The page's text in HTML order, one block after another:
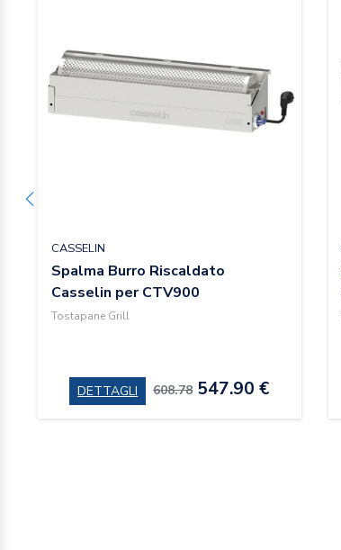
CASSELIN
Spalma Burro Riscaldato
Casselin per CTV900
Tostapane Grill
DETTAGLI 608.78547.90 €